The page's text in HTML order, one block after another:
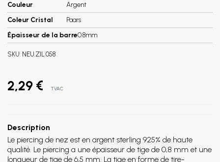
Couleur
Argent
Coleur Cristal
Paars
Épaisseur de la barre0.8mm
SKU: NEU.ZIL.058
2,29 € TVAC
Description
Le piercing de nez est en argent sterling 925% de haute
qualité. Le piercing a une épaisseur de tige de 0,8 mm et une
longueur de tige de 6,5 mm. La tige en forme de tire-